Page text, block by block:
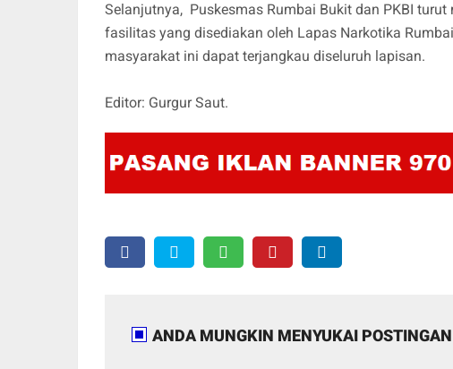
Selanjutnya, Puskesmas Rumbai Bukit dan PKBI
fasilitas yang disediakan oleh Lapas Narkotika
masyarakat ini dapat terjangkau diseluruh lapisan.
Editor: Gurgur Saut.
ANDA MUNGKIN MENYUKAI